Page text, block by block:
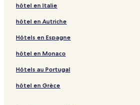
hôtel en Italie
hôtel en Autriche
Hôtels en Espagne
hôtel en Monaco
Hôtels au Portugal
hôtel en Grèce